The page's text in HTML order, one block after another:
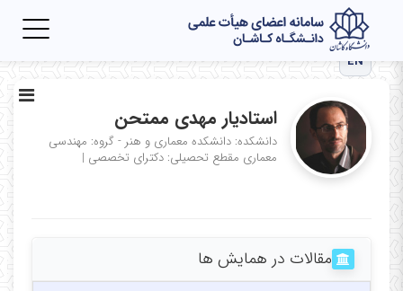
EN
استادیار مهدی ممتحن
دانشکده: دانشکده معماری و هنر - گروه: مهندسی
معماری مقطع تحصیلی: دکترای تخصصی |
مقالات در همایش ها